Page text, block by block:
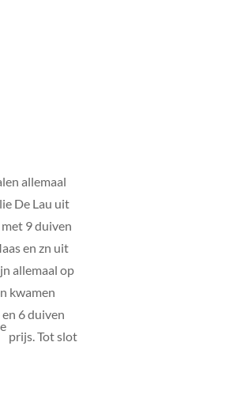
allemaal
De Lau uit
9 duiven
en zn uit
allemaal op
kwamen
6 duiven
e
prijs. Tot slot